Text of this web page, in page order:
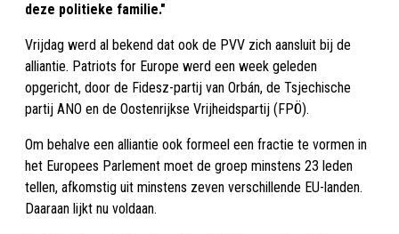
deze politieke familie."
Vrijdag werd al bekend dat ook de PVV zich aansluit bij de
alliantie. Patriots for Europe werd een week geleden
opgericht, door de Fidesz-partij van Orbán, de Tsjechische
partij ANO en de Oostenrijkse Vrijheidspartij (FPÖ).
Om behalve een alliantie ook formeel een fractie te vormen in
het Europees Parlement moet de groep minstens 23 leden
tellen, afkomstig uit minstens zeven verschillende EU-landen.
Daaraan lijkt nu voldaan.